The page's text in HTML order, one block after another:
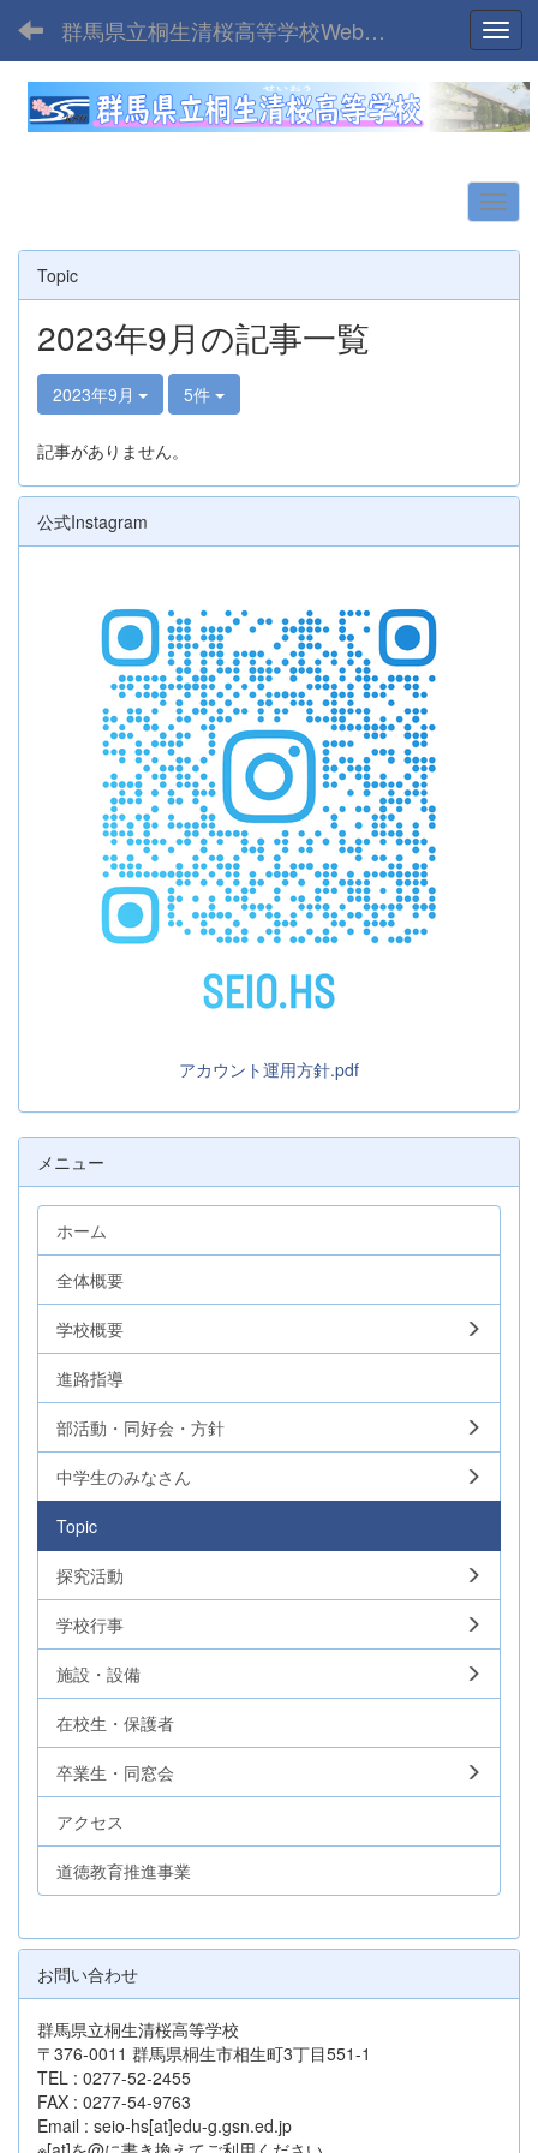
群馬県立桐生清桜高等学校Webサイト
Topic
2023年9月の記事一覧
2023年9月 5件
記事がありません。
公式Instagram
アカウント運用方針.pdf
メニュー
ホーム
全体概要
学校概要
進路指導
部活動・同好会・方針
中学生のみなさん
Topic
探究活動
学校行事
施設・設備
在校生・保護者
卒業生・同窓会
アクセス
道徳教育推進事業
お問い合わせ
群馬県立桐生清桜高等学校
〒376-0011 群馬県桐生市相生町3丁目551-1
TEL : 0277-52-2455
FAX : 0277-54-9763
Email : seio-hs[at]edu-g.gsn.ed.jp